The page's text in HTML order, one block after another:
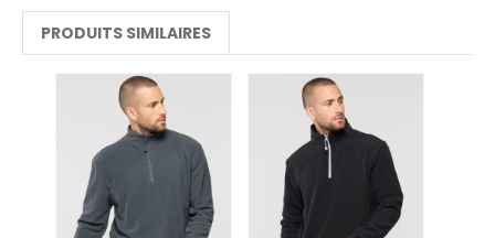
PRODUITS SIMILAIRES